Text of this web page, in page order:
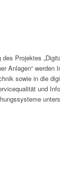
des Projektes
Anlagen“ werden
sowie in die
und